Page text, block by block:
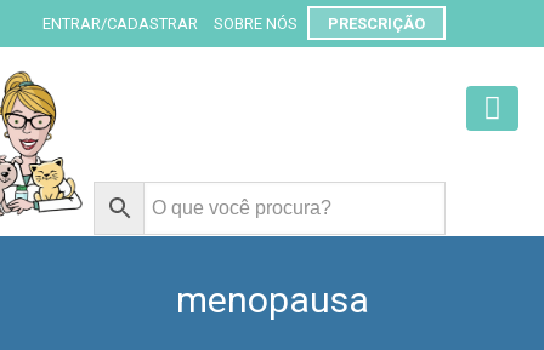
ENTRAR/CADASTRAR SOBRE NÓS PRESCRIÇÃO
menopausa